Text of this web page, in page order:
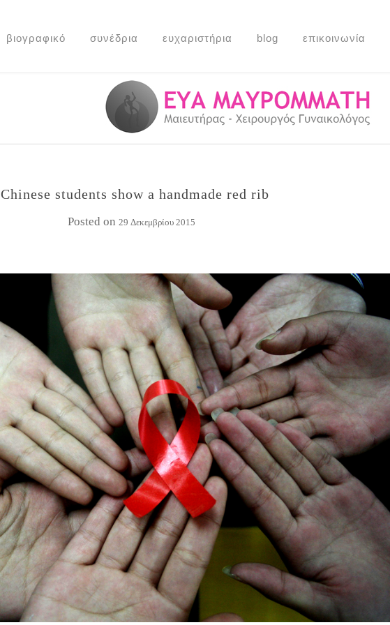
βιογραφικό συνέδρια ευχαριστήρια blog επικοινωνία
Chinese students show a handmade red rib
Posted on29 Δεκεμβρίου 2015